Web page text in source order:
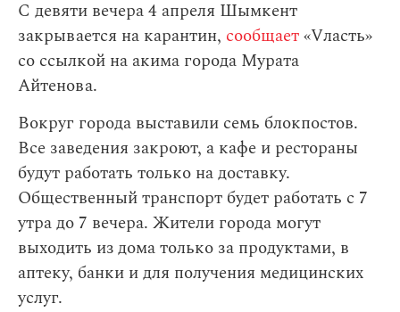
С девяти вечера 4 апреля Шымкент
закрывается на карантин, сообщает«Vласть»
со ссылкой на акима города Мурата
Айтенова.
Вокруг города выставили семь блокпостов.
Все заведения закроют, а кафе и рестораны
будут работать только на доставку.
Общественный транспорт будет работать с 7
утра до 7 вечера. Жители города могут
выходить из дома только за продуктами, в
аптеку, банки и для получения медицинских
услуг.